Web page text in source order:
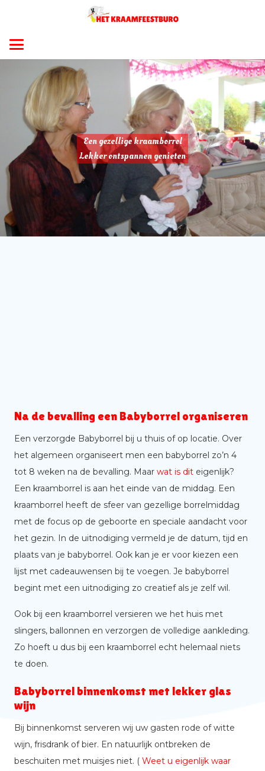
Een gezellige kraamborrel
Lekker ontspannen genieten
Na de bevalling een Babyborrel organiseren
Een verzorgde Babyborrel bij u thuis of op locatie. Over
het algemeen organiseert men een babyborrel zo’n 4
tot 8 weken na de bevalling. Maar wat is dit eigenlijk?
Een kraamborrel is aan het einde van de middag. Een
kraamborrel heeft de sfeer van gezellige borrelmiddag
met de focus op de geboorte en speciale aandacht voor
het gezin. In de uitnodiging vermeld je de datum, tijd en
plaats van je babyborrel. Ook kan je er voor kiezen een
lijst met cadeauwensen bij te voegen. Je babyborrel
begint met een uitnodiging zo creatief als je zelf wil.
Ook bij een kraamborrel versieren we het huis met
slingers, ballonnen en verzorgen de volledige aankleding.
Zo hoeft u dus bij een kraamborrel echt helemaal niets
te doen.
Babyborrel binnenkomst met lekker glas
wijn
Bij binnenkomst serveren wij uw gasten rode of witte
wijn, frisdrank of bier. En natuurlijk ontbreken de
beschuiten met muisjes niet. ( Weet u eigenlijk waar